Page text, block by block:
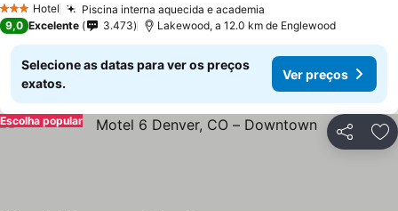
3 EstrelasHotel Piscina interna aquecida e academia
9,0 Excelente 3.473 Lakewood, a 12.0 km de Englewood
Selecione as datas para ver os preços
exatos.
Ver preços
Partilhar
Escolha popular